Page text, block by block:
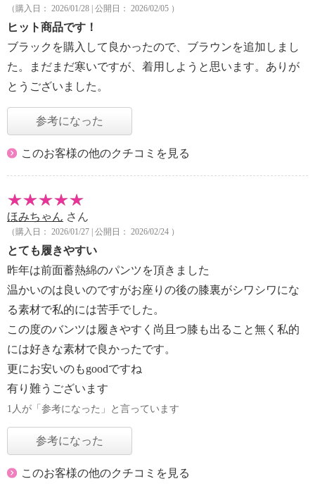
（購入日： 2026/01/28 | 公開日： 2026/02/05 ）
ヒット商品です！
ブラックを購入して良かったので、ブラウンを追加しまし
た。まだまだ寒いですが、着用しようと思います。ありが
とうございました。
参考になった
このお客様の他のクチコミを見る
ほみちゃん さん
（購入日： 2026/01/27 | 公開日： 2026/02/24 ）
とても履きやすい
昨年は前面蓄熱綿のパンツを頂きました
温かいのは良いのですがお座りの後の膝裏がシワシワにな
る素材で私的には苦手でした。
この度のバンツは履きやすく尚且つ膝も出ること無く私的
には好きな素材で良かったです。
更にお安いのもgoodですね
有り難うございます
1人が「参考になった」と言っています
参考になった
このお客様の他のクチコミを見る